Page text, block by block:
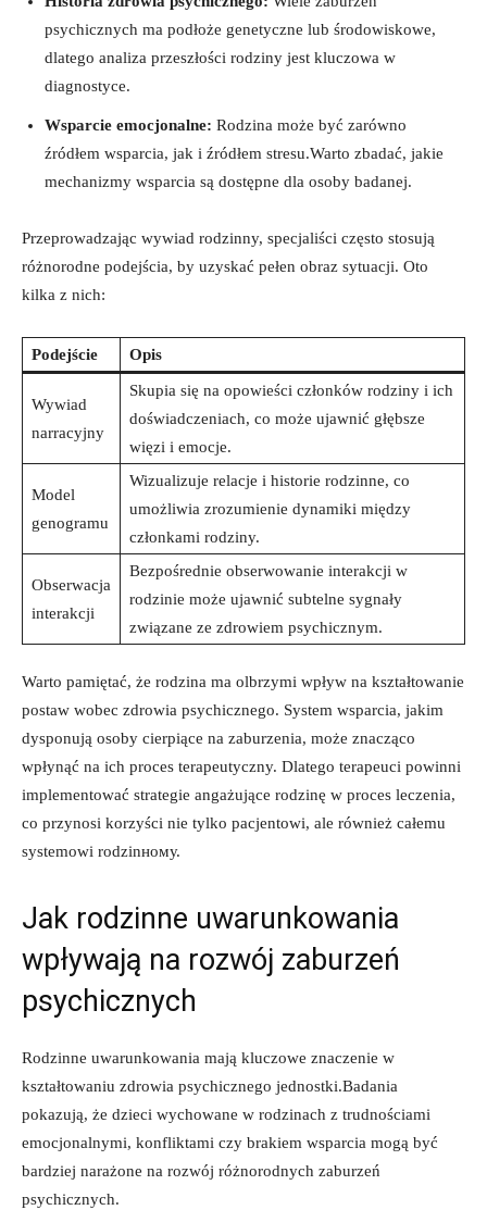
psychicznych ma podłoże ⁣genetyczne lub⁤ środowiskowe,
dlatego analiza przeszłości ‍rodziny jest kluczowa w
diagnostyce.
Wsparcie ‍emocjonalne: Rodzina może być zarówno
źródłem wsparcia, jak i​ źródłem stresu.Warto zbadać, jakie
mechanizmy⁤ wsparcia są dostępne ⁢dla osoby badanej.
Przeprowadzając wywiad rodzinny, specjaliści często stosują
różnorodne podejścia, by uzyskać pełen obraz sytuacji. Oto
kilka ⁣z‍ nich:
Podejście Opis
Wywiad
narracyjny
Skupia się na opowieści członków⁢ rodziny i ich
doświadczeniach, co może ujawnić głębsze
więzi i emocje.
Model
genogramu
Wizualizuje relacje i‌ historie rodzinne, co
umożliwia zrozumienie dynamiki między
członkami rodziny.
Obserwacja
interakcji
Bezpośrednie obserwowanie interakcji⁣ w
rodzinie może ⁤ujawnić subtelne sygnały
⁣związane ze zdrowiem psychicznym.
Warto pamiętać, że rodzina ma olbrzymi ‍wpływ ⁤na kształtowanie
postaw​ wobec zdrowia psychicznego. System wsparcia, ⁣jakim
dysponują ​osoby cierpiące⁢ na zaburzenia, może znacząco
wpłynąć na ⁣ich⁤ proces ⁢terapeutyczny. Dlatego terapeuci powinni⁣
implementować strategie ​angażujące rodzinę w proces leczenia,
co przynosi⁢ korzyści nie tylko pacjentowi, ale również ⁣całemu
systemowi ⁢rodzinному.
Jak‌ rodzinne‍ uwarunkowania
wpływają na rozwój⁤ zaburzeń
psychicznych
Rodzinne ‍uwarunkowania mają kluczowe znaczenie ‌w
kształtowaniu zdrowia psychicznego jednostki.Badania
pokazują, ⁣że dzieci wychowane w rodzinach ‍z trudnościami
emocjonalnymi, konfliktami czy brakiem⁣ wsparcia mogą być
bardziej narażone na rozwój‍ różnorodnych zaburzeń
⁢psychicznych.